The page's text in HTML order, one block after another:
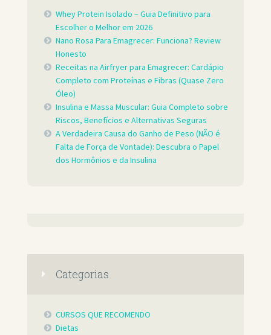
Whey Protein Isolado – Guia Definitivo para
Escolher o Melhor em 2026
Nano Rosa Para Emagrecer: Funciona? Review
Honesto
Receitas na Airfryer para Emagrecer: Cardápio
Completo com Proteínas e Fibras (Quase Zero
Óleo)
Insulina e Massa Muscular: Guia Completo sobre
Riscos, Benefícios e Alternativas Seguras
A Verdadeira Causa do Ganho de Peso (NÃO é
Falta de Força de Vontade): Descubra o Papel
dos Hormônios e da Insulina
Categorias
CURSOS QUE RECOMENDO
Dietas